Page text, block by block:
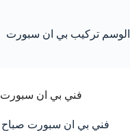
الوسم تركيب بي ان سبورت
فني بي ان سبورت